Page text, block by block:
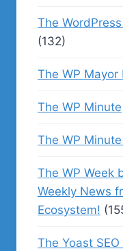
The
(132)
The WP Mayor
The WP Minute
The WP
The WP Week
Weekly News
Ecosystem!
The Yoast